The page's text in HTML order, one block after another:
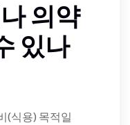
의약
있나
(식용) 목적일